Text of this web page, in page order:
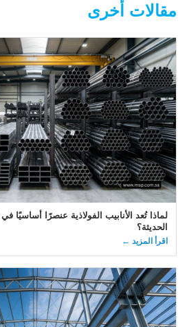
مقالات أخرى
لماذا تُعد الأنابيب الفولاذية عنصرًا أساسيًا في
الحديثة؟
اقرأ المزيد ←